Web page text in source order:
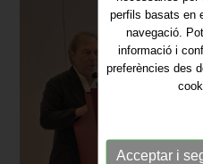
perfils basats en
navegació.
informació i
preferències des
Acceptar i